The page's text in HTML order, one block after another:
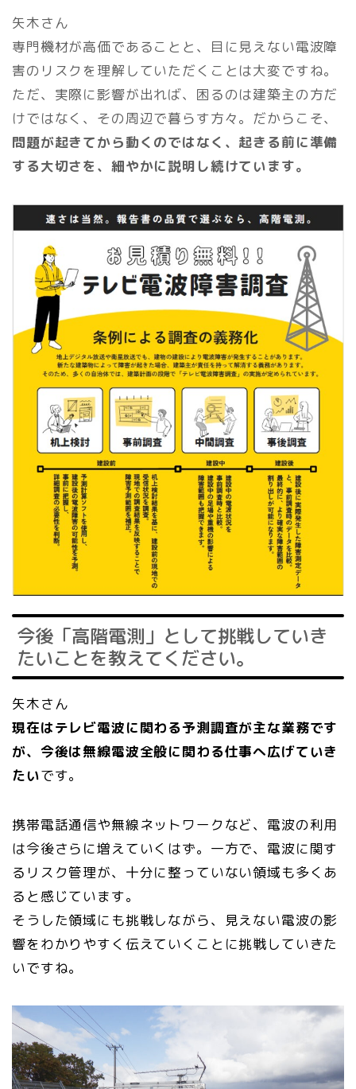
矢木さん
専門機材が高価であることと、目に見えない電波障
害のリスクを理解していただくことは大変ですね。
ただ、実際に影響が出れば、困るのは建築主の方だ
けではなく、その周辺で暮らす方々。だからこそ、
問題が起きてから動くのではなく、起きる前に準備
する大切さを、細やかに説明し続けています。
今後「高階電測」として挑戦していき
たいことを教えてください。
矢木さん
現在はテレビ電波に関わる予測調査が主な業務です
が、今後は無線電波全般に関わる仕事へ広げていき
たいです。
携帯電話通信や無線ネットワークなど、電波の利用
は今後さらに増えていくはず。一方で、電波に関す
るリスク管理が、十分に整っていない領域も多くあ
ると感じています。
そうした領域にも挑戦しながら、見えない電波の影
響をわかりやすく伝えていくことに挑戦していきた
いですね。